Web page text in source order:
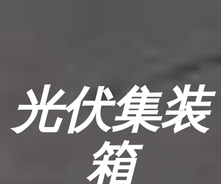
光伏集装
箱